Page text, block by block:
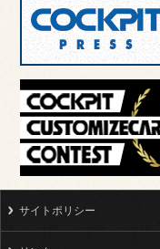
サイトポリシー